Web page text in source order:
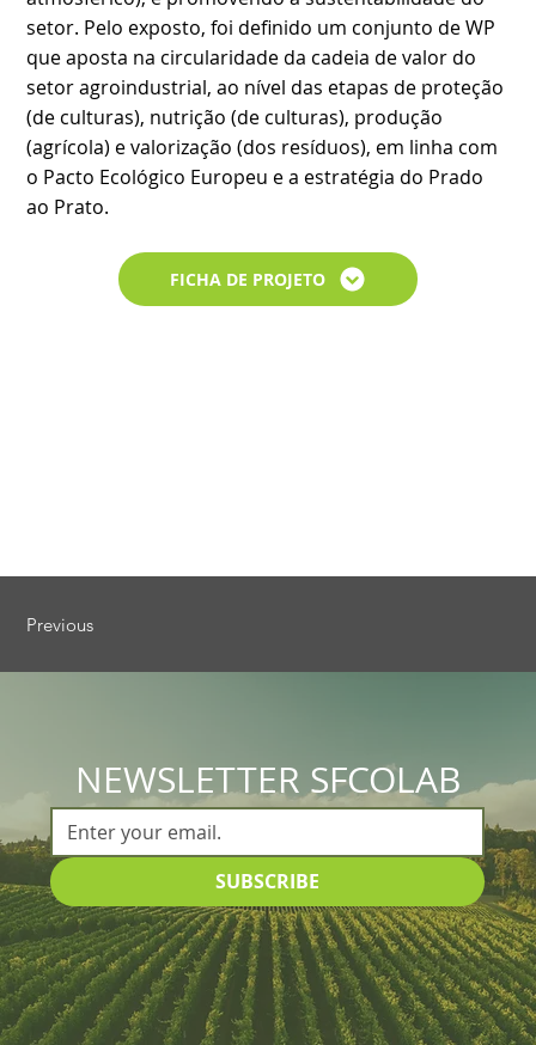
FICHA DE PROJETO
setor. Pelo exposto, foi definido um conjunto de WP
que aposta na circularidade da cadeia de valor do
setor agroindustrial, ao nível das etapas de proteção
(de culturas), nutrição (de culturas), produção
(agrícola) e valorização (dos resíduos), em linha com
o Pacto Ecológico Europeu e a estratégia do Prado
ao Prato.
Previous
NEWSLETTER SFCOLAB
SUBSCRIBE